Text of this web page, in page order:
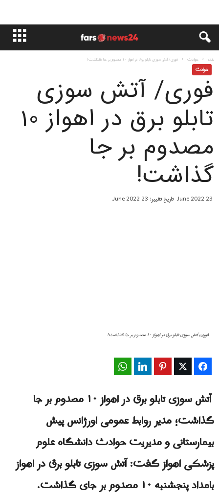
خانه حوادث فورى/ آتش سوزی تابلو برق در اهواز ۱۰ مصدوم بر جا گذاشت!
حوادث
فورى/ آتش سوزی
تابلو برق در اهواز ۱۰
مصدوم بر جا
گذاشت!
23 June 2022 تاریخ تغییر: 23 June 2022
فورى؛ آتش سوزی تابلو برق در اهواز ۱۰ مصدوم بر جا گذاشت!
Facebook
Twitter
Pinterest
LinkedIn
آتش سوزی تابلو برق در اهواز ۱۰ مصدوم بر جا
گذاشت؛ مدیر روابط عمومی اورژانس پیش
بیمارستانی و مدیریت حوادث دانشگاه علوم
پزشکی اهواز گفت: آتش سوزى تابلو برق در اهواز
بامداد پنجشنبه ۱۰ مصدوم بر جای گذاشت.